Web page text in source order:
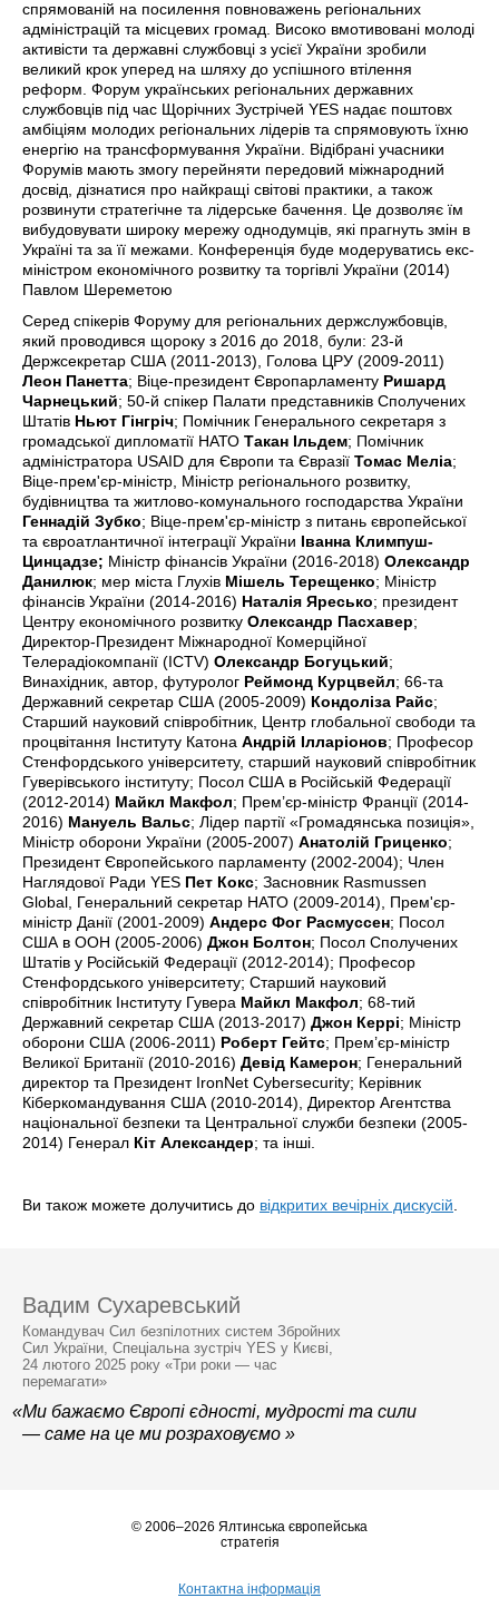
спрямованій на посилення повноважень регіональних
адміністрацій та місцевих громад. Високо вмотивовані молоді
активісти та державні службовці з усієї України зробили
великий крок уперед на шляху до успішного втілення
реформ. Форум українських регіональних державних
службовців під час Щорічних Зустрічей YES надає поштовх
амбіціям молодих регіональних лідерів та спрямовують їхню
енергію на трансформування України. Відібрані учасники
Форумів мають змогу перейняти передовий міжнародний
досвід, дізнатися про найкращі світові практики, а також
розвинути стратегічне та лідерське бачення. Це дозволяє їм
вибудовувати широку мережу однодумців, які прагнуть змін в
Україні та за її межами. Конференція буде модеруватись екс-
міністром економічного розвитку та торгівлі України (2014)
Павлом Шереметою
Серед спікерів Форуму для регіональних держслужбовців,
який проводився щороку з 2016 до 2018, були: 23-й
Держсекретар США (2011-2013), Голова ЦРУ (2009-2011)
Леон Панетта; Віце-президент Європарламенту Ришард
Чарнецький; 50-й спікер Палати представників Сполучених
Штатів Ньют Гінгріч; Помічник Генерального секретаря з
громадської дипломатії НАТО Такан Ільдем; Помічник
адміністратора USAID для Європи та Євразії Томас Меліа;
Віце-прем'єр-міністр, Міністр регіонального розвитку,
будівництва та житлово-комунального господарства України
Геннадій Зубко; Віце-прем'єр-міністр з питань європейської
та євроатлантичної інтеграції України Іванна Климпуш-
Цинцадзе; Міністр фінансів України (2016-2018) Олександр
Данилюк; мер міста Глухів Мішель Терещенко; Міністр
фінансів України (2014-2016) Наталія Яресько; президент
Центру економічного розвитку Олександр Пасхавер;
Директор-Президент Міжнародної Комерційної
Телерадіокомпанії (ICTV) Олександр Богуцький;
Винахідник, автор, футуролог Реймонд Курцвейл; 66-та
Державний секретар США (2005-2009) Кондоліза Райс;
Старший науковий співробітник, Центр глобальної свободи та
процвітання Інституту Катона Андрій Ілларіонов; Професор
Стенфордського університету, старший науковий співробітник
Гуверівського інституту; Посол США в Російській Федерації
(2012-2014) Майкл Макфол; Прем’єр-міністр Франції (2014-
2016) Мануель Вальс; Лідер партії «Громадянська позиція»,
Міністр оборони України (2005-2007) Анатолій Гриценко;
Президент Європейського парламенту (2002-2004); Член
Наглядової Ради YES Пет Кокс; Засновник Rasmussen
Global, Генеральний секретар НАТО (2009-2014), Прем'єр-
міністр Данії (2001-2009) Андерс Фог Расмуссен; Посол
США в ООН (2005-2006) Джон Болтон; Посол Сполучених
Штатів у Російській Федерації (2012-2014); Професор
Стенфордського університету; Старший науковий
співробітник Інституту Гувера Майкл Макфол; 68-тий
Державний секретар США (2013-2017) Джон Керрі; Міністр
оборони США (2006-2011) Роберт Гейтс; Прем’єр-міністр
Великої Британії (2010-2016) Девід Камерон; Генеральний
директор та Президент IronNet Cybersecurity; Керівник
Кіберкомандування США (2010-2014), Директор Агентства
національної безпеки та Центральної служби безпеки (2005-
2014) Генерал Кіт Александер; та інші.
Ви також можете долучитись до відкритих вечірніх дискусій
Вадим Сухаревський
Командувач Сил безпілотних систем Збройних
Сил України, Спеціальна зустріч YES у Києві,
24 лютого 2025 року «Три роки — час
перемагати»
«Ми бажаємо Європі єдності, мудрості та сили
— саме на це ми розраховуємо »
© 2006–2026 Ялтинська європейська
стратегія
Контактна інформація